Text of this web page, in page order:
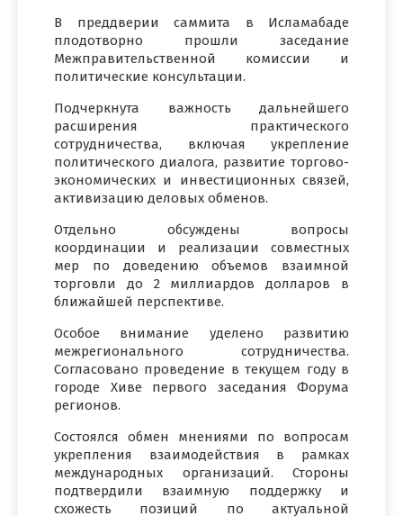
В преддверии саммита в Исламабаде
плодотворно прошли заседание
Межправительственной комиссии и
политические консультации.
Подчеркнута важность дальнейшего
расширения практического
сотрудничества, включая укрепление
политического диалога, развитие торгово-
экономических и инвестиционных связей,
активизацию деловых обменов.
Отдельно обсуждены вопросы
координации и реализации совместных
мер по доведению объемов взаимной
торговли до 2 миллиардов долларов в
ближайшей перспективе.
Особое внимание уделено развитию
межрегионального сотрудничества.
Согласовано проведение в текущем году в
городе Хиве первого заседания Форума
регионов.
Состоялся обмен мнениями по вопросам
укрепления взаимодействия в рамках
международных организаций. Стороны
подтвердили взаимную поддержку и
схожесть позиций по актуальной